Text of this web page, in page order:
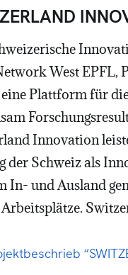
West EPFL,
Plattform für
Innovation
der Schweiz als
In- und Ausland